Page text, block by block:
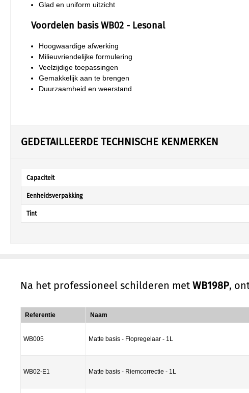
Glad en uniform uitzicht
Voordelen basis WB02 - Lesonal
Hoogwaardige afwerking
Milieuvriendelijke formulering
Veelzijdige toepassingen
Gemakkelijk aan te brengen
Duurzaamheid en weerstand
GEDETAILLEERDE TECHNISCHE KENMERKEN
Capaciteit
Eenheidsverpakking
Tint
Na het professioneel schilderen met WB198P,
Referentie Naam
WB005 Matte basis - Flopregelaar - 1L
WB02-E1 Matte basis - Riemcorrectie - 1L